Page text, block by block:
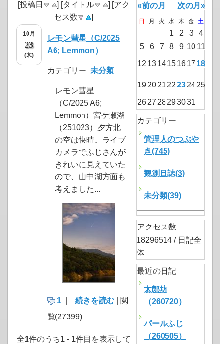
[投稿日
] [タイトル
] [アク
セス数
]
10月
23
(木)
レモン彗星（C/2025
A6; Lemmon）
カテゴリー 未分類
レモン彗星
（C/2025 A6;
Lemmon）宮ケ瀬湖
（251023）夕方北
の空は快晴。ライブ
カメラでふじさんが
きれいに見えていた
ので、山中湖方面も
考えました...
1 続きを読む | 閲
覧(27399)
全1件のうち1 - 1件目を表示して
«前の月 次の月»
日 月 火 水 木 金 土
1 2 3
4
5
6 7 8 9 10 11
12 1314151617 18
192021 22232425
2627 28293031
カテゴリー
管理人のつぶや
き(745)
観測日誌(3)
未分類(39)
アクセス数
18296514 / 日記全
体
最近の日記
太郎坊
（260720）
パールふじ
（260505）